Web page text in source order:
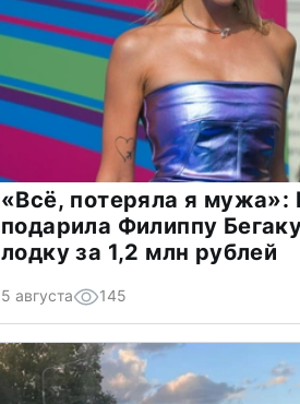
«Всё, потеряла я мужа»:
подарила Филиппу
лодку за 1,2 млн рублей
5 августа 145